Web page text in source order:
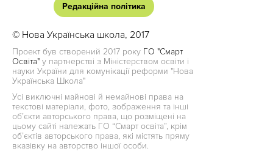
Редакційна політика
© Нова Українська школа, 2017
Проект був створений 2017 року ГО "Смарт
Освіта" у партнерстві з Міністерством освіти і
науки України для комунікації реформи "Нова
Українська Школа"
Усі виключні майнові й немайнові права на
текстові матеріали, фото, зображення та інші
об’єкти авторського права, що розміщені на
цьому сайті належать ГО “Смарт освіта”, крім
об’єктів авторського права, які містять пряму
вказівку на авторство іншої особи.